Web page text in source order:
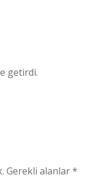
getirdi.
Gerekli alanlar*